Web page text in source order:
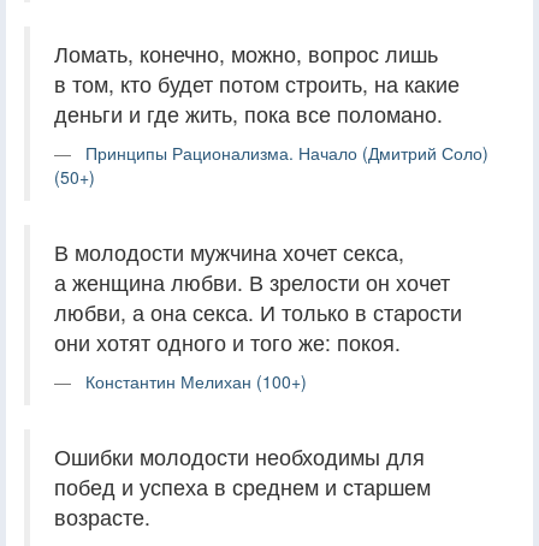
Ломать, конечно, можно, вопрос лишь
в том, кто будет потом строить, на какие
деньги и где жить, пока все поломано.
Принципы Рационализма. Начало (Дмитрий Соло)
(50+)
В молодости мужчина хочет секса,
а женщина любви. В зрелости он хочет
любви, а она секса. И только в старости
они хотят одного и того же: покоя.
Константин Мелихан (100+)
Ошибки молодости необходимы для
побед и успеха в среднем и старшем
возрасте.